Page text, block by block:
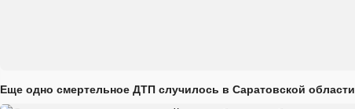
Еще одно смертельное ДТП случилось в Саратовской области